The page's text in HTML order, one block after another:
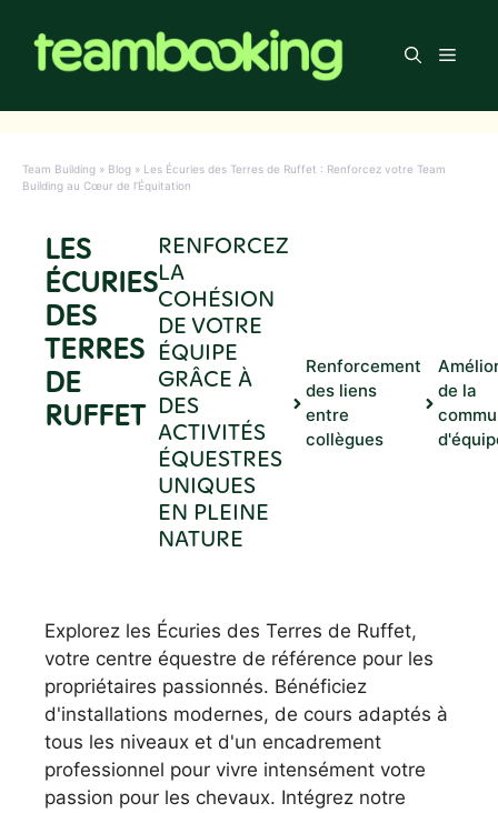
contenu
Menu
Team Building » Blog » Les Écuries des Terres de Ruffet : Renforcez votre Team
Building au Cœur de l’Équitation
LES
ÉCURIES
DES
TERRES
DE
RUFFET
RENFORCEZ
LA
COHÉSION
DE VOTRE
ÉQUIPE
GRÂCE À
DES
ACTIVITÉS
ÉQUESTRES
UNIQUES
EN PLEINE
NATURE
Renforcement
des liens
entre
collègues
de la
Explorez les Écuries des Terres de Ruffet,
votre centre équestre de référence pour les
propriétaires passionnés. Bénéficiez
d'installations modernes, de cours adaptés à
tous les niveaux et d'un encadrement
professionnel pour vivre intensément votre
passion pour les chevaux. Intégrez notre